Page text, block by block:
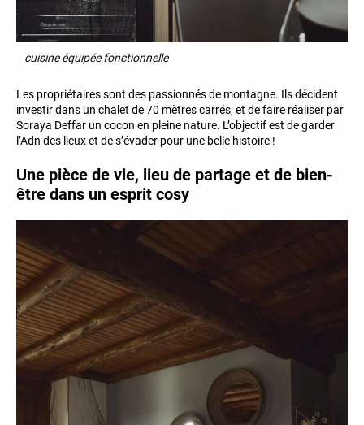
cuisine équipée fonctionnelle
Les propriétaires sont des passionnés de montagne. Ils décident
investir dans un chalet de 70 mètres carrés, et de faire réaliser par
Soraya Deffar un cocon en pleine nature. L’objectif est de garder
l’Adn des lieux et de s’évader pour une belle histoire !
Une pièce de vie, lieu de partage et de bien-
être dans un esprit cosy